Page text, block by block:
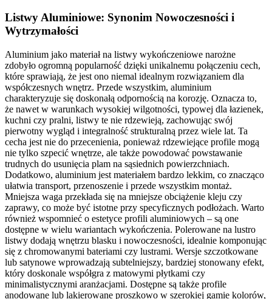
Listwy Aluminiowe: Synonim Nowoczesności i
Wytrzymałości
Aluminium jako materiał na listwy wykończeniowe narożne
zdobyło ogromną popularność dzięki unikalnemu połączeniu cech,
które sprawiają, że jest ono niemal idealnym rozwiązaniem dla
współczesnych wnętrz. Przede wszystkim, aluminium
charakteryzuje się doskonałą odpornością na korozję. Oznacza to,
że nawet w warunkach wysokiej wilgotności, typowej dla łazienek,
kuchni czy pralni, listwy te nie rdzewieją, zachowując swój
pierwotny wygląd i integralność strukturalną przez wiele lat. Ta
cecha jest nie do przecenienia, ponieważ rdzewiejące profile mogą
nie tylko szpecić wnętrze, ale także powodować powstawanie
trudnych do usunięcia plam na sąsiednich powierzchniach.
Dodatkowo, aluminium jest materiałem bardzo lekkim, co znacząco
ułatwia transport, przenoszenie i przede wszystkim montaż.
Mniejsza waga przekłada się na mniejsze obciążenie kleju czy
zaprawy, co może być istotne przy specyficznych podłożach. Warto
również wspomnieć o estetyce profili aluminiowych – są one
dostępne w wielu wariantach wykończenia. Polerowane na lustro
listwy dodają wnętrzu blasku i nowoczesności, idealnie komponując
się z chromowanymi bateriami czy lustrami. Wersje szczotkowane
lub satynowe wprowadzają subtelniejszy, bardziej stonowany efekt,
który doskonale współgra z matowymi płytkami czy
minimalistycznymi aranżacjami. Dostępne są także profile
anodowane lub lakierowane proszkowo w szerokiej gamie kolorów,